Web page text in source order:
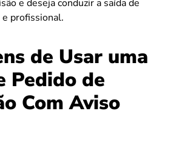
e deseja conduzir a saída de
profissional.
de Usar uma
Pedido de
Com Aviso